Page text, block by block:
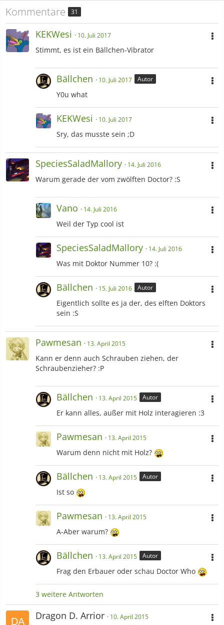
Kommentare 31
KEKWesi 10. Juli 2017
Stimmt, es ist ein Bällchen-Vibrator
Bällchen 10. Juli 2017 Autor
Y0u what
KEKWesi 10. Juli 2017
Sry, das musste sein ;D
SpeciesSaladMallory 14. Juli 2016
Warum gerade der vom zwölften Doctor? :S
Vano 14. Juli 2016
Weil der Typ cool ist
SpeciesSaladMallory 14. Juli 2016
Was mit Doktor Nummer 10? :(
Bällchen 15. Juli 2016 Autor
Eigentlich sollte es ja der, des elften Doktors
sein :S
Pawmesan 13. April 2015
Kann er denn auch Schrauben ziehen, der
Schraubenzieher? :P
Bällchen 13. April 2015 Autor
Er kann alles, außer mit Holz interagieren :3
Pawmesan 13. April 2015
Warum denn nicht mit Holz?
Bällchen 13. April 2015 Autor
Ist so
Pawmesan 13. April 2015
A-Aber warum?
Bällchen 13. April 2015 Autor
Frag den Erbauer oder schau Doctor Who
3 weitere Antworten
Dragon D. Arrior 10. April 2015